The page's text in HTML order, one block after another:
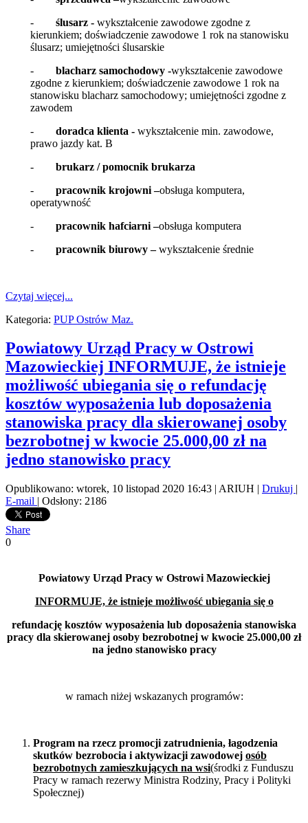
- ślusarz - wykształcenie zawodowe zgodne z
kierunkiem; doświadczenie zawodowe 1 rok na stanowisku
ślusarz; umiejętności ślusarskie
- blacharz samochodowy -wykształcenie zawodowe
zgodne z kierunkiem; doświadczenie zawodowe 1 rok na
stanowisku blacharz samochodowy; umiejętności zgodne z
zawodem
- doradca klienta - wykształcenie min. zawodowe,
prawo jazdy kat. B
- brukarz / pomocnik brukarza
- pracownik krojowni –obsługa komputera,
operatywność
- pracownik hafciarni –obsługa komputera
- pracownik biurowy –wykształcenie średnie
Czytaj więcej...
Kategoria: PUP Ostrów Maz.
Powiatowy Urząd Pracy w Ostrowi
Mazowieckiej INFORMUJE, że istnieje
możliwość ubiegania się o refundację
kosztów wyposażenia lub doposażenia
stanowiska pracy dla skierowanej osoby
bezrobotnej w kwocie 25.000,00 zł na
jedno stanowisko pracy
Opublikowano: wtorek, 10 listopad 2020 16:43 | ARIUH | Drukuj |
E-mail | Odsłony: 2186
Share
0
Powiatowy Urząd Pracy w Ostrowi Mazowieckiej
INFORMUJE, że istnieje możliwość ubiegania się o
refundację kosztów wyposażenia lub doposażenia stanowiska
pracy dla skierowanej osoby bezrobotnej w kwocie 25.000,00 zł
na jedno stanowisko pracy
w ramach niżej wskazanych programów:
Program na rzecz promocji zatrudnienia, łagodzenia
skutków bezrobocia i aktywizacji zawodowej osób
bezrobotnych zamieszkujących na wsi(środki z Funduszu
Pracy w ramach rezerwy Ministra Rodziny, Pracy i Polityki
Społecznej)